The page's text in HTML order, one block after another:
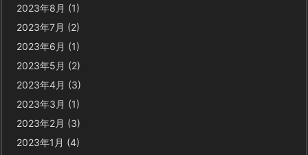
2023年8月 (1)
2023年7月 (2)
2023年6月 (1)
2023年5月 (2)
2023年4月 (3)
2023年3月 (1)
2023年2月 (3)
2023年1月 (4)